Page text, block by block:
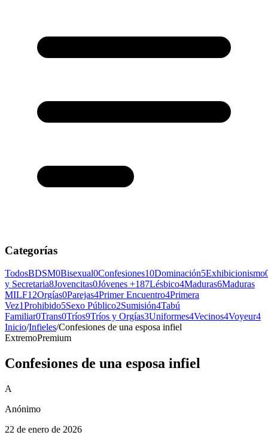
Categorías
TodosBDSM0Bisexual0Confesiones10Dominación5Exhibicionismo
y Secretaria8Jovencitas0Jóvenes +187Lésbico4Maduras6Maduras
MILF12Orgías0Parejas4Primer Encuentro4Primera
Vez1Prohibido5Sexo Público2Sumisión4Tabú
Familiar0Trans0Tríos9Tríos y Orgías3Uniformes4Vecinos4Voyeur4
Inicio/Infieles/Confesiones de una esposa infiel
ExtremoPremium
Confesiones de una esposa infiel
A
Anónimo
22 de enero de 2026